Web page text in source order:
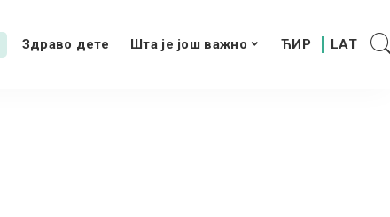
Здраво дете Шта је још важно